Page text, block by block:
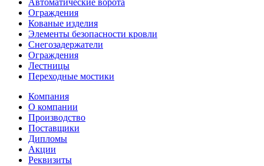
Автоматические ворота
Ограждения
Кованые изделия
Элементы безопасности кровли
Снегозадержатели
Ограждения
Лестницы
Переходные мостики
Компания
О компании
Производство
Поставщики
Дипломы
Акции
Реквизиты